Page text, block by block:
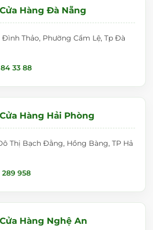
sau sử dụng sơn màu trắng sữa cho
bảng.
BANGTOT.VN?
Hàng Đà Nẵng
Đình Thảo, Phường Cẩm Lệ, Tp Đà
33 88
Hàng Hải Phòng
Thị Bạch Đằng, Hồng Bàng, TP Hả
289 958
Hàng Nghệ An